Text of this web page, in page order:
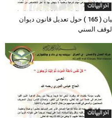
آخر البيانات
بيان ( 165 ) حول تعديل قانون ديوان
الوقف السني
آخر البيانات